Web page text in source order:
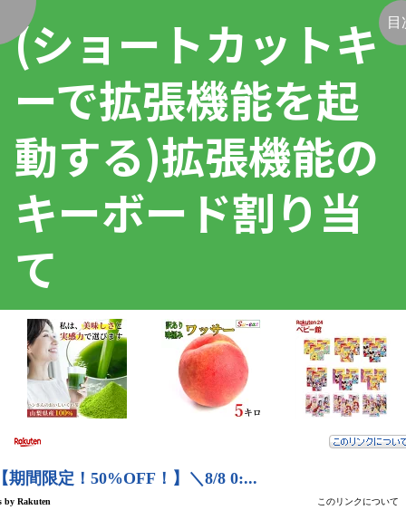
(ショートカットキ
ーで拡張機能を起
動する)拡張機能の
キーボード割り当
て
目